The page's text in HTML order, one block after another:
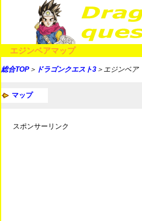
エジンベアマップ
総合TOP ＞ ドラゴンクエスト3 ＞エジンベア
マップ
スポンサーリンク